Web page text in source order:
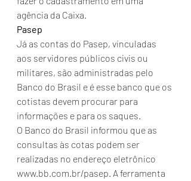
agência da Caixa.
Pasep
Já as contas do Pasep, vinculadas
aos servidores públicos civis ou
militares, são administradas pelo
Banco do Brasil e é esse banco que os
cotistas devem procurar para
informações e para os saques.
O Banco do Brasil informou que as
consultas às cotas podem ser
realizadas no endereço eletrônico
www.bb.com.br/pasep. A ferramenta